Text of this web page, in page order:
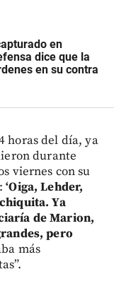
en
dice que la
en su contra
horas del día, ya
durante
viernes con su
‘Oiga, Lehder,
Ya
de Marion,
pero
más